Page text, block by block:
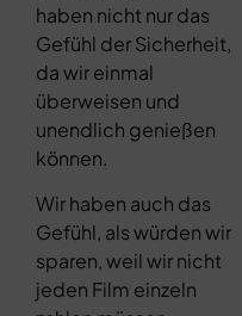
haben nicht nur das
Gefühl der Sicherheit,
da wir einmal
überweisen und
unendlich genießen
können.
Wir haben auch das
Gefühl, als würden wir
sparen, weil wir nicht
jeden Film einzeln